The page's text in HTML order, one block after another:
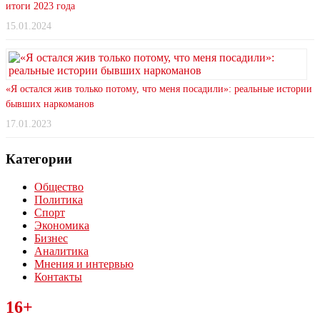
итоги 2023 года
15.01.2024
«Я остался жив только потому, что меня посадили»: реальные истории
бывших наркоманов
17.01.2023
Категории
Общество
Политика
Спорт
Экономика
Бизнес
Аналитика
Мнения и интервью
Контакты
Читайте последние новости дня в Тульской области на сайте
“ЗаНовомосковск”
16+